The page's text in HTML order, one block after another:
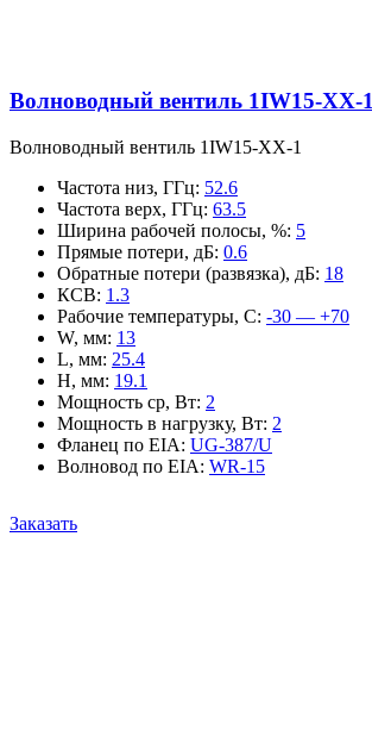
Волноводный вентиль 1IW15-XX-1
Волноводный вентиль 1IW15-XX-1
Частота низ, ГГц: 52.6
Частота верх, ГГц: 63.5
Ширина рабочей полосы, %: 5
Прямые потери, дБ: 0.6
Обратные потери (развязка), дБ: 18
КСВ: 1.3
Рабочие температуры, С: -30 — +70
W, мм: 13
L, мм: 25.4
H, мм: 19.1
Мощность ср, Вт: 2
Мощность в нагрузку, Вт: 2
Фланец по EIA: UG-387/U
Волновод по EIA: WR-15
Заказать